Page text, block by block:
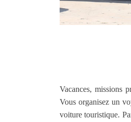
Vacances, missions
Vous organisez un
voiture touristique.